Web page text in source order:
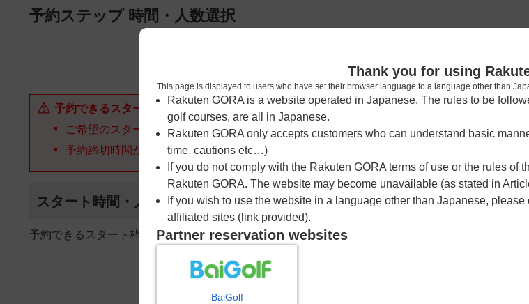
ページの本文へ
予約ステップ 時間・人数選択
確認
予約できるスタート枠がありません。以下の理由が考えられます。
ご希望のスタート時間の枠が他の予約で埋まってしまった。
予約締切時間が過ぎてしまった。
スタート時間・人数指定
予約できるスタート枠がありません。
Thank you for using
This page is displayed to users who have set their browser language to a language other than
Rakuten GORA is a website operated in Japanese. The rules to be
golf courses, are all in Japanese.
Rakuten GORA only accepts customers who can understand basic
time, cautions etc…)
If you do not comply with the Rakuten GORA terms of use or the rules of
Rakuten GORA. The website may become unavailable (as stated in
If you wish to use the website in a language other than Japanese,
affiliated sites (link provided).
Partner reservation websites
BaiGolf